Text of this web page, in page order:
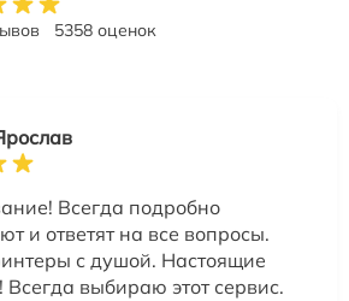
5358 оценок
Всегда подробно
и ответят на все вопросы.
с душой. Настоящие
выбираю этот сервис.